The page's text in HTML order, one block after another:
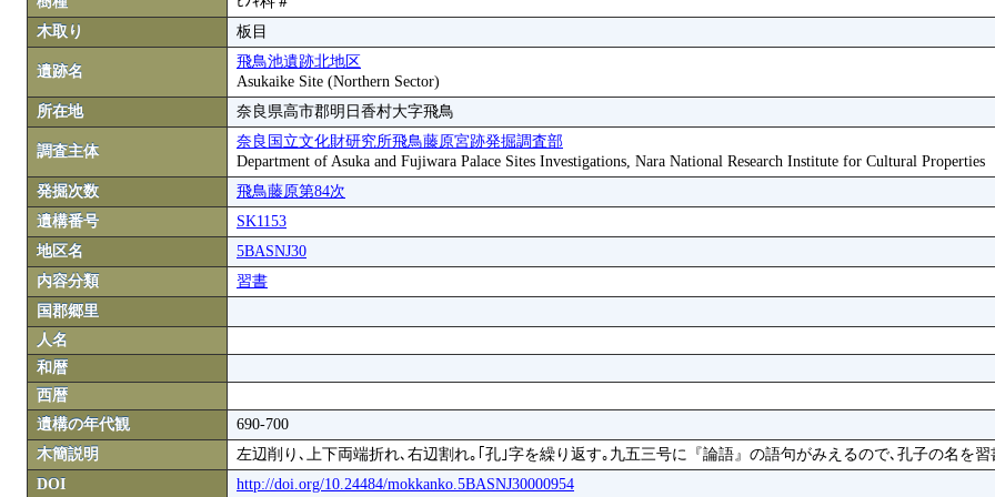
木取り
板目
遺跡名
飛鳥池遺跡北地区
Asukaike Site (Northern Sector)
所在地
奈良県高市郡明日香村大字飛鳥
調査主体
奈良国立文化財研究所飛鳥藤原宮跡発掘調査部
Department of Asuka and Fujiwara Palace Sites Investigations, Nara National Research Institute for Cultural Properties
発掘次数
飛鳥藤原第84次
遺構番号
SK1153
地区名
5BASNJ30
内容分類
習書
国郡郷里
人名
和暦
西暦
遺構の年代観
690-700
木簡説明
左辺削り､上下両端折れ､右辺割れ｡｢孔｣字を繰り返す｡九五三号に『論語』の語句がみえるので､孔子の名を習
DOI
http://doi.org/10.24484/mokkanko.5BASNJ30000954